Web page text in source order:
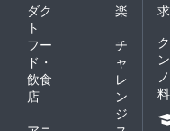
ダク
ト
楽
フー
ド・
飲食
店
チ
ャ
レ
ン
ジ
求